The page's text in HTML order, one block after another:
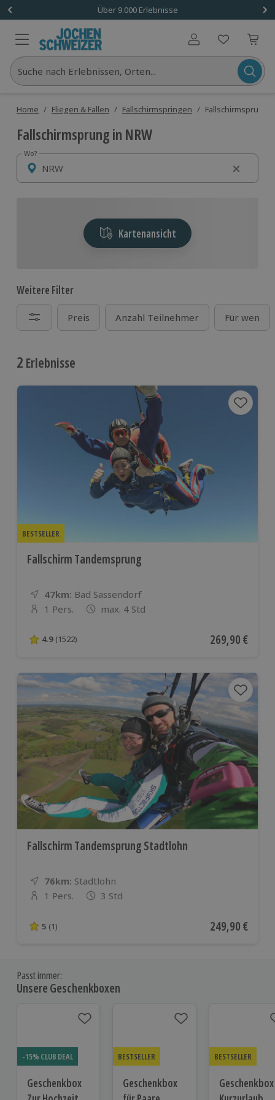
Über 9.000 Erlebnisse
Benutzerkonto
Suche nach Erlebnissen, Orten...
Home / Fliegen & Fallen / Fallschirmspringen / Fallschirmsprung
Fallschirmsprung in NRW
Wo?
Wo?
Kartenansicht
Weitere Filter
Preis Anzahl Teilnehmer Für wen
2 Erlebnisse
BESTSELLER
Fallschirm Tandemsprung
47km: Entfernung
Standort
Bad Sassendorf
Anzahl der Teilnehmer
1 Pers. max. 4 Std
4.9 von 5 Sternen basierend auf 1522 Bewertungen
4.9 (1522) Aktueller Preis
269,90 €
Fallschirm Tandemsprung Stadtlohn
76km: Entfernung
Standort
Stadtlohn
Anzahl der Teilnehmer
1 Pers. 3 Std
5 von 5 Sternen basierend auf 1 Bewertungen
5 (1) Aktueller Preis
249,90 €
Passt immer:
Unsere Geschenkboxen
-15% CLUB DEAL
Geschenkbox
BESTSELLER
Geschenkbox
BESTSELLER
Geschenkbox